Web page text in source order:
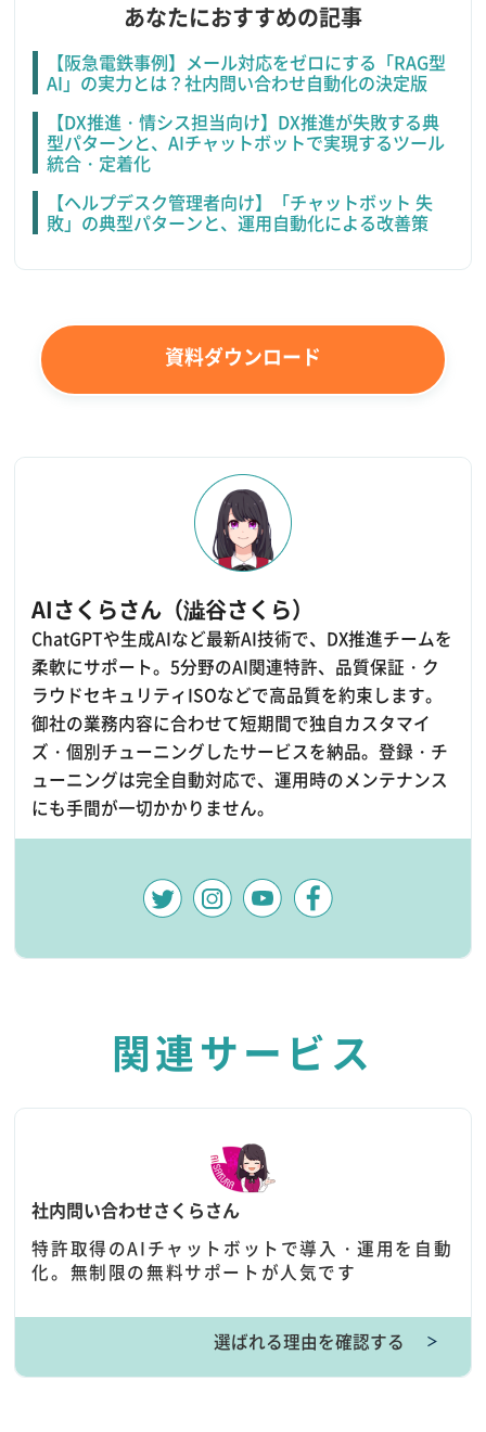
あなたにおすすめの記事
【阪急電鉄事例】メール対応をゼロにする「RAG型
AI」の実力とは？社内問い合わせ自動化の決定版
【DX推進・情シス担当向け】DX推進が失敗する典
型パターンと、AIチャットボットで実現するツール
統合・定着化
【ヘルプデスク管理者向け】「チャットボット 失
敗」の典型パターンと、運用自動化による改善策
資料ダウンロード
AIさくらさん（澁谷さくら）
ChatGPTや生成AIなど最新AI技術で、DX推進チームを
柔軟にサポート。5分野のAI関連特許、品質保証・ク
ラウドセキュリティISOなどで高品質を約束します。
御社の業務内容に合わせて短期間で独自カスタマイ
ズ・個別チューニングしたサービスを納品。登録・チ
ューニングは完全自動対応で、運用時のメンテナンス
にも手間が一切かかりません。
関連サービス
社内問い合わせさくらさん
特許取得のAIチャットボットで導入・運用を自動
化。無制限の無料サポートが人気です
選ばれる理由を確認する ＞